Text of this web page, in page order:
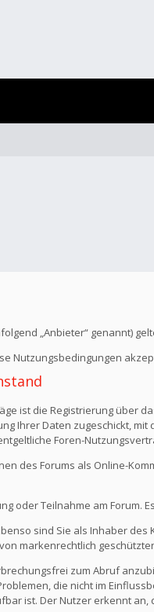
„Anbieter“ genannt)
Nutzungsbedingungen
ist die Registrierung über
Ihrer Daten zugeschickt,
Foren-
des Forums als Online-
oder Teilnahme am Forum.
sind Sie als Inhaber
markenrechtlich
zum Abruf
die nicht im
ist. Der Nutzer erkennt